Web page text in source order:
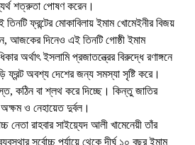
শত্রুতা পোষণ করেন।
ফ্রন্টের মোকাবিলায় ইমাম খোমেইনীর বিজয়
আজকের দিনেও এই তিনটি গোষ্ঠী ইমাম
অর্থাৎ ইসলামি প্রজাতন্ত্রের বিরুদ্ধে রণাঙ্গনে
ফ্রন্ট অবশ্য দেশের জন্য সমস্যা সৃষ্টি করে।
কঠিন বা শ্লথ করে দিচ্ছে। কিন্তু জাতির
ও নেহায়েত দুর্বল।
নেতা রাহবার সাইয়্যেদ আলী খামেনেয়ী তাঁর
সর্বোচ্চ পর্যায়ে থেকে দীর্ঘ ১০ বছর ইমাম